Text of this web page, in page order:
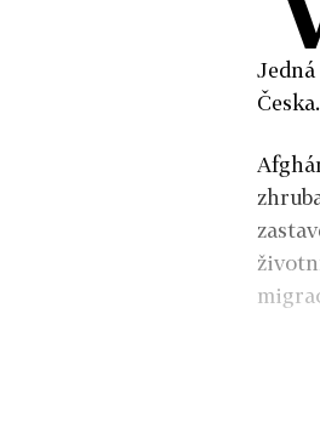
Česka.